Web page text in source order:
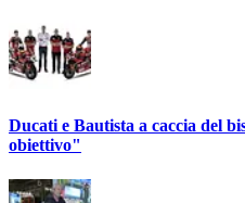
Ducati e Bautista a caccia del
obiettivo"